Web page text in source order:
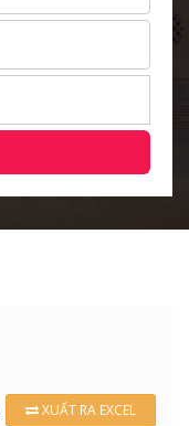
XUẤT RA EXCEL